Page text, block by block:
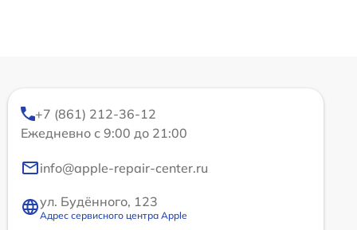
+7 (861) 212-36-12
Ежедневно с 9:00 до 21:00
info@apple-repair-center.ru
ул. Будённого, 123
Адрес сервисного центра Apple